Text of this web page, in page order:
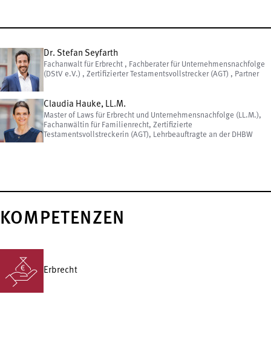
Dr. Stefan Seyfarth
Fachanwalt für Erbrecht , Fachberater für Unternehmensnachfolge
(DStV e.V.) , Zertifizierter Testamentsvollstrecker (AGT) , Partner
Claudia Hauke, LL.M.
Master of Laws für Erbrecht und Unternehmensnachfolge (LL.M.),
Fachanwältin für Familienrecht, Zertifizierte
Testamentsvollstreckerin (AGT), Lehrbeauftragte an der DHBW
KOMPETENZEN
Erbrecht